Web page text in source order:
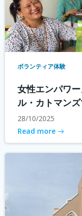
ボランティア体験
女性エンパワ
ル・カトマン
28/10/2025
Read more